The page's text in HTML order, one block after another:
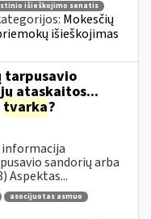
išieškojimo senatis
Mokesčių
išieškojimas
tarpusavio
ataskaitos...
tvarka?
informacija
sandorių arba
Aspektas...
asocijuotas asmuo